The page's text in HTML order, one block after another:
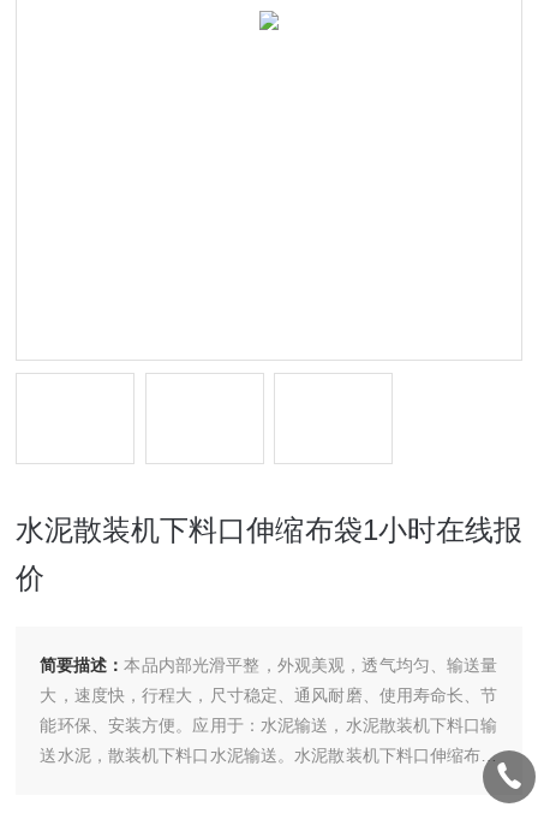
水泥散装机下料口伸缩布袋1小时在线报
价
简要描述：本品内部光滑平整，外观美观，透气均匀、输送量
大，速度快，行程大，尺寸稳定、通风耐磨、使用寿命长、节
能环保、安装方便。应用于：水泥输送，水泥散装机下料口输
送水泥，散装机下料口水泥输送。水泥散装机下料口伸缩布袋